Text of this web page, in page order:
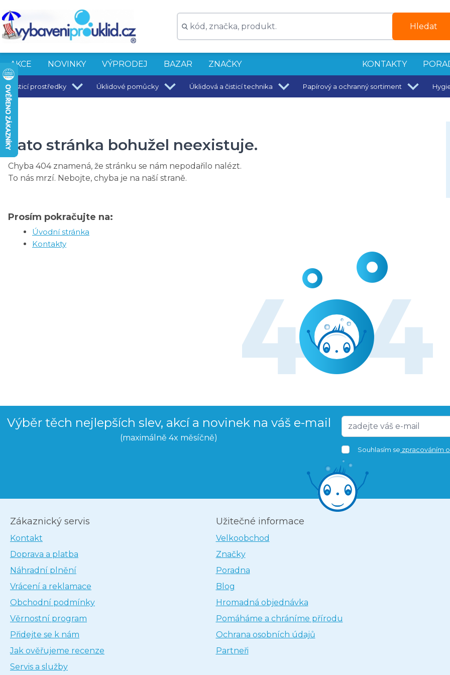
Hledat
AKCE NOVINKY VÝPRODEJ BAZAR ZNAČKY KONTAKTY
Čisticí prostředky Úklidové pomůcky Úklidová a čisticí technika Papírový a ochranný sortiment
Tato stránka bohužel neexistuje.
Chyba 404 znamená, že stránku se nám nepodařilo nalézt.
To nás mrzí. Nebojte, chyba je na naší straně.
Prosím pokračujte na:
Úvodní stránka
Kontakty
Výběr těch nejlepších slev, akcí a novinek na váš e-mail
(maximálně 4x měsíčně)
Souhlasím se zpracováním
Zákaznický servis
Kontakt
Doprava a platba
Náhradní plnění
Vrácení a reklamace
Obchodní podmínky
Věrnostní program
Přidejte se k nám
Jak ověřujeme recenze
Servis a služby
Užitečné informace
Velkoobchod
Značky
Poradna
Blog
Hromadná objednávka
Pomáháme a chráníme přírodu
Ochrana osobních údajů
Partneři